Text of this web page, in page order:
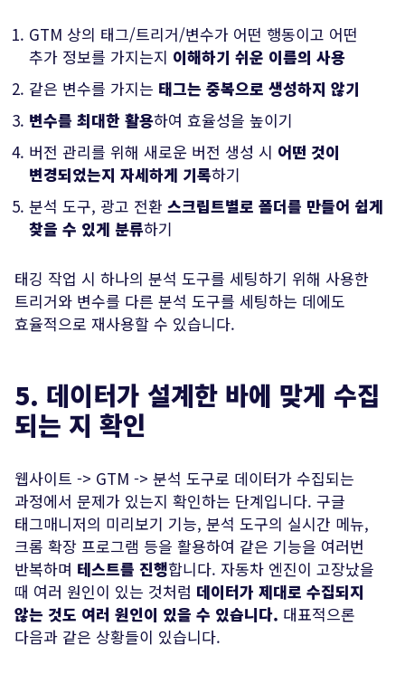
GTM 상의 태그/트리거/변수가 어떤 행동이고 어떤
추가 정보를 가지는지 이해하기 쉬운 이름의 사용
같은 변수를 가지는 태그는 중복으로 생성하지 않기
변수를 최대한 활용하여 효율성을 높이기
버전 관리를 위해 새로운 버전 생성 시 어떤 것이
변경되었는지 자세하게 기록하기
분석 도구, 광고 전환 스크립트별로 폴더를 만들어 쉽게
찾을 수 있게 분류하기
태깅 작업 시 하나의 분석 도구를 세팅하기 위해 사용한
트리거와 변수를 다른 분석 도구를 세팅하는 데에도
효율적으로 재사용할 수 있습니다.
5. 데이터가 설계한 바에 맞게 수집
되는 지 확인
웹사이트 -> GTM -> 분석 도구로 데이터가 수집되는
과정에서 문제가 있는지 확인하는 단계입니다. 구글
태그매니저의 미리보기 기능, 분석 도구의 실시간 메뉴,
크롬 확장 프로그램 등을 활용하여 같은 기능을 여러번
반복하며 테스트를 진행합니다. 자동차 엔진이 고장났을
때 여러 원인이 있는 것처럼 데이터가 제대로 수집되지
않는 것도 여러 원인이 있을 수 있습니다. 대표적으론
다음과 같은 상황들이 있습니다.